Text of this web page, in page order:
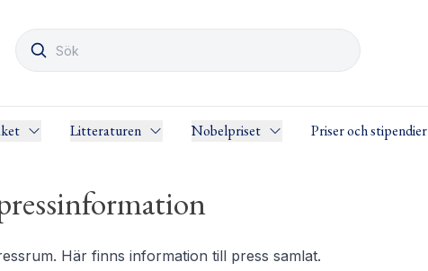
Litteraturen Nobelpriset Priser och stipendier
Här finns information till press samlat.